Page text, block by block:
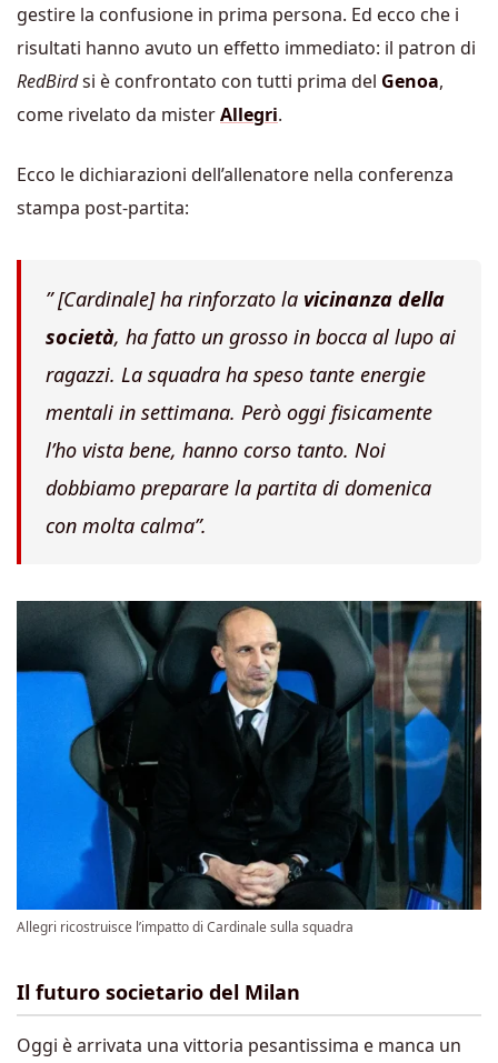
gestire la confusione in prima persona. Ed ecco che i
risultati hanno avuto un effetto immediato: il patron di
RedBirdsi è confrontato con tutti prima del Genoa,
come rivelato da misterAllegri.
Ecco le dichiarazioni dell’allenatore nella conferenza
stampa post-partita:
” [Cardinale] ha rinforzato la vicinanza della
società, ha fatto un grosso in bocca al lupo ai
ragazzi. La squadra ha speso tante energie
mentali in settimana. Però oggi fisicamente
l’ho vista bene, hanno corso tanto. Noi
dobbiamo preparare la partita di domenica
con molta calma”.
Allegri ricostruisce l’impatto di Cardinale sulla squadra
Il futuro societario del Milan
Oggi è arrivata una vittoria pesantissima e manca un